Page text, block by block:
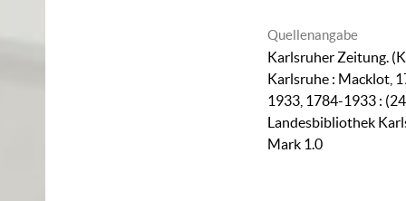
Quellenangabe
Karlsruher Zeitung.
Karlsruhe : Macklot,
1933, 1784-1933 :
Landesbibliothek
Mark 1.0